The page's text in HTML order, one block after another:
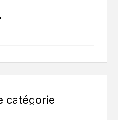
catégorie